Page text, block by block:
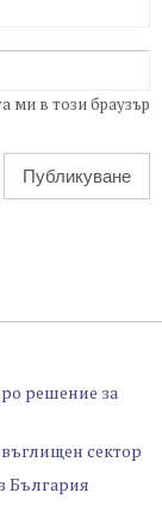
ми в този браузър
решение за
сектор
България